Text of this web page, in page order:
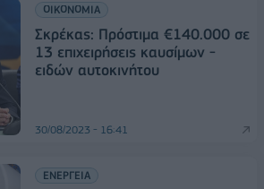
ΟΙΚΟΝΟΜΙΑ
Σκρέκας: Πρόστιμα €140.000 σε
13 επιχειρήσεις καυσίμων -
ειδών αυτοκινήτου
30/08/2023 - 16:41
ΕΝΕΡΓΕΙΑ